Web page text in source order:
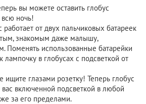
вы можете оставить глобус
ночь!
работает от двух пальчиковых батареек
знакомым даже малышу,
Поменять использованные батарейки
лампочку в глобусах с подсветкой от
ищите глазами розетку! Теперь глобус
включенной подсветкой в любой
за его пределами.